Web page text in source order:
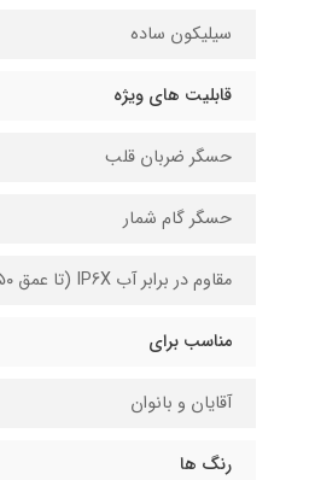
سیلیکون ساده
قابلیت های ویژه
حسگر ضربان قلب
حسگر گام شمار
مقاوم در برابر آب IP6X (تا عمق ۵۰ متری)
مناسب برای
آقایان و بانوان
رنگ ها